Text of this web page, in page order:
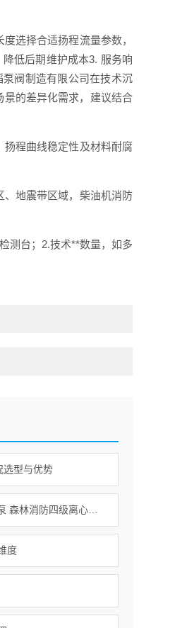
选择合适扬程流量参数，
低后期维护成本3. 服务响
阀制造有限公司在技术沉
的差异化需求，建议结合
扬程曲线稳定性及材料耐腐
地震带区域，柴油机消防
测台；2.技术**数量，如多
选型与优势
度